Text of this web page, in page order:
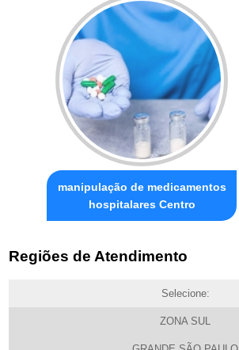
manipulação de medicamentos
hospitalares Centro
Regiões de Atendimento
Selecione:
ZONA SUL